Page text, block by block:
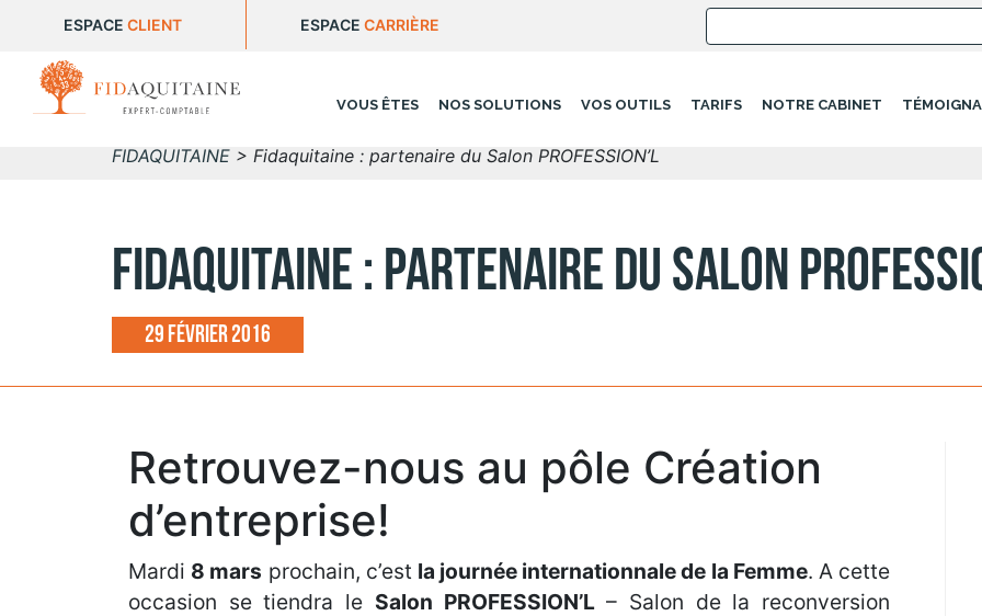
ESPACE CLIENT ESPACE CARRIÈRE
VOUS ÊTES NOS SOLUTIONS VOS OUTILS TARIFS NOTRE CABINET
FIDAQUITAINE > Fidaquitaine : partenaire du Salon PROFESSION’L
Fidaquitaine : partenaire du Salon
29 février 2016
Retrouvez-nous au pôle Création
d’entreprise!
Mardi 8 mars prochain, c’est la journée internationnale de la Femme. A cette
occasion se tiendra le Salon PROFESSION’L– Salon de la reconversion